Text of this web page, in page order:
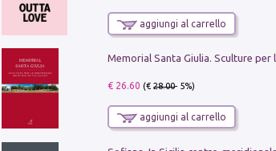
aggiungi al carrello
€ 26.60 (€28.00- 5%)
aggiungi al carrello